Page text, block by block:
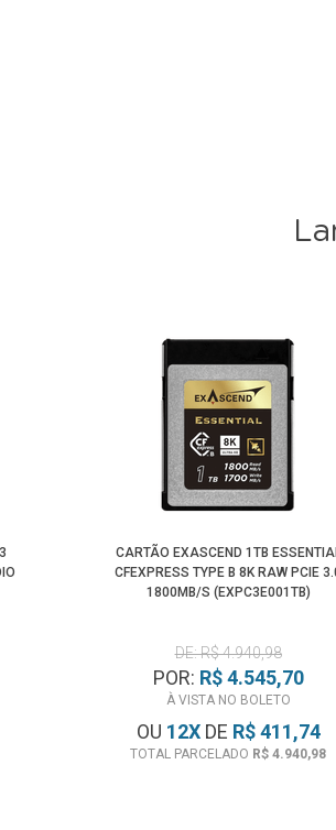
CARTÃO EXASCEND 1TB
CFEXPRESS TYPE B 8K RAW PCIE
1800MB/S (EXPC3E001TB)
DE: R$ 4.940,98
POR: R$ 4.545,70
À VISTA NO BOLETO
OU 12XDE R$ 411,74
TOTAL PARCELADO R$ 4.940,98